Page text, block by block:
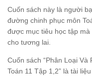
Cuốn sách này là người
đường chinh phục môn
được mục tiêu học tập
cho tương lai.
Cuốn sách “Phân Loại
Toán 11 Tập 1,2” là tài